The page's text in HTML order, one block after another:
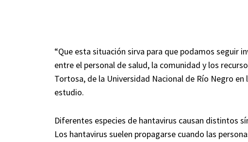
“Que esta situación sirva para que podamos seguir
entre el personal de salud, la comunidad y los
Tortosa, de la Universidad Nacional de Río Negro
estudio.
Diferentes especies de hantavirus causan distintos
Los hantavirus suelen propagarse cuando las